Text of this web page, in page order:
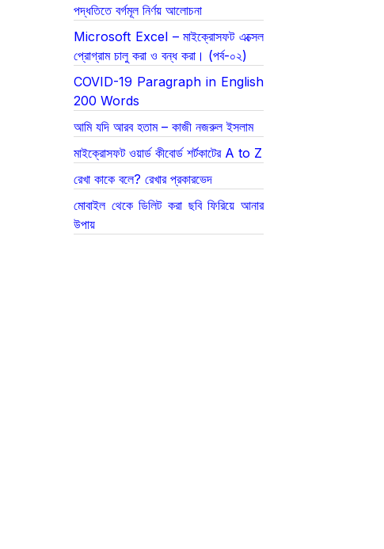
পদ্ধতিতে বর্গমূল নির্ণয় আলোচনা
Microsoft Excel – মাইক্রোসফট এক্সেল
প্রোগ্রাম চালু করা ও বন্ধ করা। (পর্ব-০২)
COVID-19 Paragraph in English
200 Words
আমি যদি আরব হতাম – কাজী নজরুল ইসলাম
মাইক্রোসফট ওয়ার্ড কীবোর্ড শর্টকাটের A to Z
রেখা কাকে বলে? রেখার প্রকারভেদ
মোবাইল থেকে ডিলিট করা ছবি ফিরিয়ে আনার
উপায়